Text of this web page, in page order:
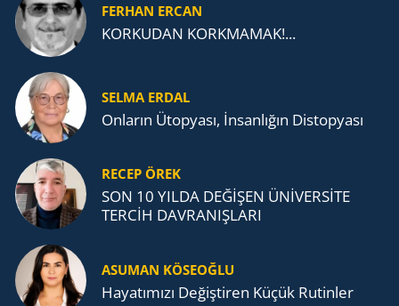
FERHAN ERCAN
KORKUDAN KORKMAMAK!...
SELMA ERDAL
Onların Ütopyası, İnsanlığın Distopyası
RECEP ÖREK
SON 10 YILDA DEĞİŞEN ÜNİVERSİTE
TERCİH DAVRANIŞLARI
ASUMAN KÖSEOĞLU
Ha­ya­tı­mı­zı De­ğiş­ti­ren Küçük Ru­tin­ler